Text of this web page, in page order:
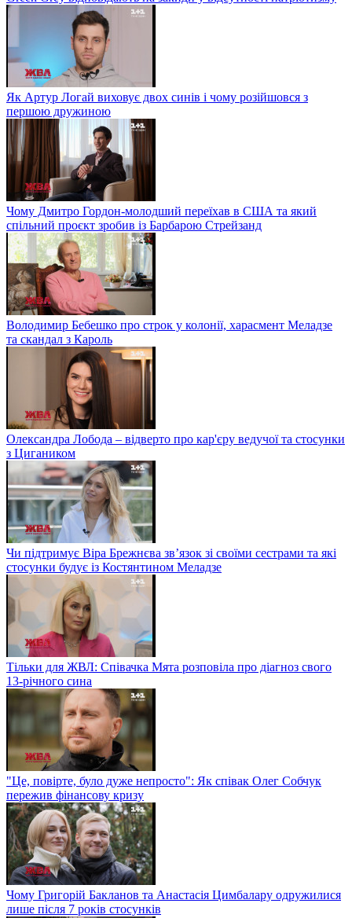
Як Артур Логай виховує двох синів і чому розійшовся з
першою дружиною
Чому Дмитро Гордон-молодший переїхав в США та який
спільний проєкт зробив із Барбарою Стрейзанд
Володимир Бебешко про строк у колонії, харасмент Меладзе
та скандал з Кароль
Олександра Лобода – відверто про кар'єру ведучої та стосунки
з Цигаником
Чи підтримує Віра Брежнєва зв’язок зі своїми сестрами та які
стосунки будує із Костянтином Меладзе
Тільки для ЖВЛ: Співачка Мята розповіла про діагноз свого
13-річного сина
"Це, повірте, було дуже непросто": Як співак Олег Собчук
пережив фінансову кризу
Чому Григорій Бакланов та Анастасія Цимбалару одружилися
лише після 7 років стосунків